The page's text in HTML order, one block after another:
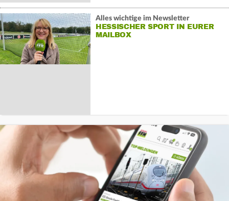
Alles wichtige im Newsletter
HESSISCHER SPORT IN EURER
MAILBOX